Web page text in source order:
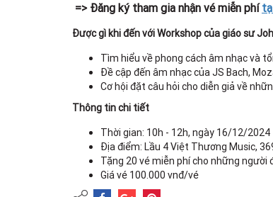
=> Đăng ký tham gia nhận vé miễn phí
Được gì khi đến với Workshop của giáo sư
Tìm hiểu về phong cách âm nhạc và
Đề cập đến âm nhạc của JS Bach,
Cơ hội đặt câu hỏi cho diễn giả về
Thông tin chi tiết
Thời gian: 10h - 12h, ngày 16/12/2024
Địa điểm: Lầu 4 Việt Thương Music,
Tặng 20 vé miễn phí cho những người
Giá vé 100.000 vnđ/vé